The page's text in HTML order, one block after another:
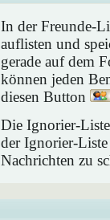
In der Freunde-
auflisten und
gerade auf dem
können jeden
diesen Button
Die Ignorier-
der Ignorier-
Nachrichten zu